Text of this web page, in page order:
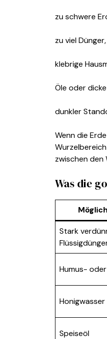
zu schwere
zu viel Dünger,
klebrige
Öle oder
dunkler
Wenn die
zwischen den
Was die
Stark
Humus-
Honigwasser
Speiseöl